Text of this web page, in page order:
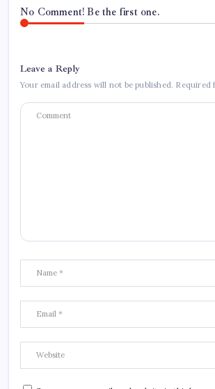
No Comment! Be the first one.
Leave a Reply
Your email address will not be published. Required